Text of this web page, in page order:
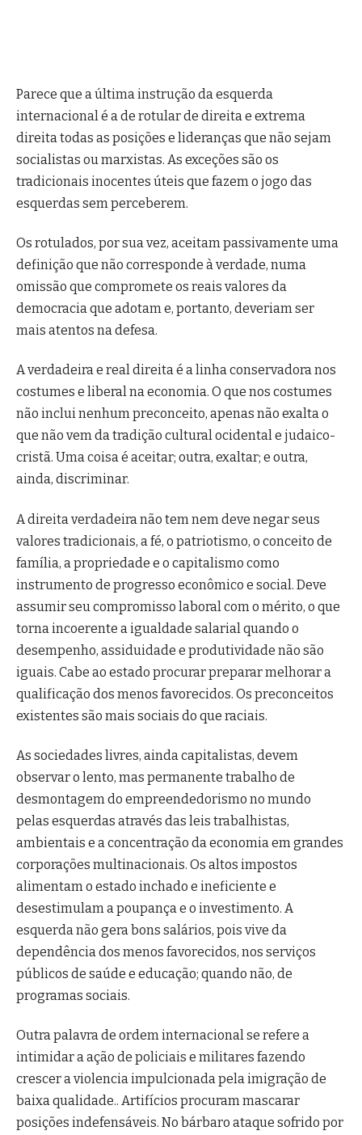
Parece que a última instrução da esquerda
internacional é a de rotular de direita e extrema
direita todas as posições e lideranças que não sejam
socialistas ou marxistas. As exceções são os
tradicionais inocentes úteis que fazem o jogo das
esquerdas sem perceberem.
Os rotulados, por sua vez, aceitam passivamente uma
definição que não corresponde à verdade, numa
omissão que compromete os reais valores da
democracia que adotam e, portanto, deveriam ser
mais atentos na defesa.
A verdadeira e real direita é a linha conservadora nos
costumes e liberal na economia. O que nos costumes
não inclui nenhum preconceito, apenas não exalta o
que não vem da tradição cultural ocidental e judaico-
cristã. Uma coisa é aceitar; outra, exaltar; e outra,
ainda, discriminar.
A direita verdadeira não tem nem deve negar seus
valores tradicionais, a fé, o patriotismo, o conceito de
família, a propriedade e o capitalismo como
instrumento de progresso econômico e social. Deve
assumir seu compromisso laboral com o mérito, o que
torna incoerente a igualdade salarial quando o
desempenho, assiduidade e produtividade não são
iguais. Cabe ao estado procurar preparar melhorar a
qualificação dos menos favorecidos. Os preconceitos
existentes são mais sociais do que raciais.
As sociedades livres, ainda capitalistas, devem
observar o lento, mas permanente trabalho de
desmontagem do empreendedorismo no mundo
pelas esquerdas através das leis trabalhistas,
ambientais e a concentração da economia em grandes
corporações multinacionais. Os altos impostos
alimentam o estado inchado e ineficiente e
desestimulam a poupança e o investimento. A
esquerda não gera bons salários, pois vive da
dependência dos menos favorecidos, nos serviços
públicos de saúde e educação; quando não, de
programas sociais.
Outra palavra de ordem internacional se refere a
intimidar a ação de policiais e militares fazendo
crescer a violencia impulcionada pela imigração de
baixa qualidade.. Artifícios procuram mascarar
posições indefensáveis. No bárbaro ataque sofrido por